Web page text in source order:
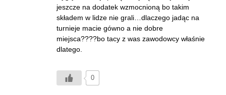
jeszcze na dodatek wzmocnioną bo takim
składem w lidze nie grali…dlaczego jadąc na
turnieje macie gówno a nie dobre
miejsca????bo tacy z was zawodowcy właśnie
dlatego.
0